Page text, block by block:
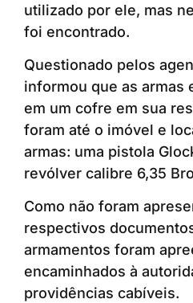
utilizado por ele, mas
foi encontrado.
Questionado pelos
informou que as armas
em um cofre em sua
foram até o imóvel e
armas: uma pistola
revólver calibre 6,35
Como não foram
respectivos
armamentos foram
encaminhados à
providências cabíveis.